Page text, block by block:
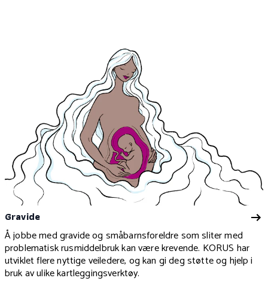
Gravide
Å jobbe med gravide og småbarnsforeldre som sliter med
problematisk rusmiddelbruk kan være krevende. KORUS har
utviklet flere nyttige veiledere, og kan gi deg støtte og hjelp i
bruk av ulike kartleggingsverktøy.